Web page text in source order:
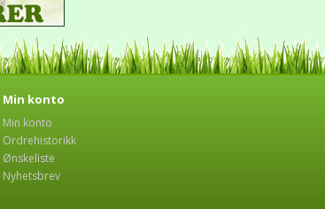
Min konto
Min konto
Ordrehistorikk
Ønskeliste
Nyhetsbrev